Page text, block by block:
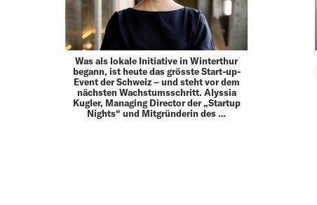
Was als lokale Initiative in Winterthur
begann, ist heute das grösste Start-up-
Event der Schweiz – und steht vor dem
nächsten Wachstumsschritt. Alyssia
Kugler, Managing Director der „Startup
Nights“ und Mitgründerin des …